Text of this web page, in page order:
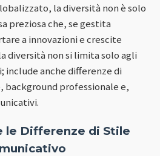
la diversità non è solo
preziosa che, se gestita
a innovazioni e crescite
diversità non si limita solo agli
anche differenze di
background professionale e,
le Differenze di Stile